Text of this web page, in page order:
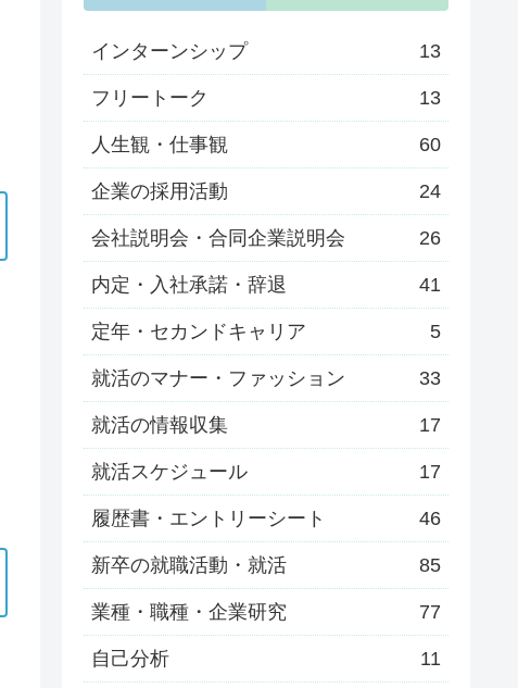
インターンシップ 13
フリートーク 13
人生観・仕事観 60
企業の採用活動 24
会社説明会・合同企業説明会 26
内定・入社承諾・辞退 41
定年・セカンドキャリア 5
就活のマナー・ファッション 33
就活の情報収集 17
就活スケジュール 17
履歴書・エントリーシート 46
新卒の就職活動・就活 85
業種・職種・企業研究 77
自己分析 11